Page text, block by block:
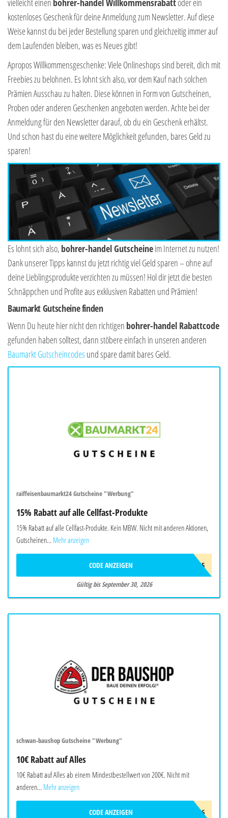
kostenloses Geschenk für deine Anmeldung zum Newsletter. Auf diese
Weise kannst du bei jeder Bestellung sparen und gleichzeitig immer auf
dem Laufenden bleiben, was es Neues gibt!
Apropos Willkommensgeschenke: Viele Onlineshops sind bereit, dich mit
Freebies zu belohnen. Es lohnt sich also, vor dem Kauf nach solchen
Prämien Ausschau zu halten. Diese können in Form von Gutscheinen,
Proben oder anderen Geschenken angeboten werden. Achte bei der
Anmeldung für den Newsletter darauf, ob du ein Geschenk erhältst.
Und schon hast du eine weitere Möglichkeit gefunden, bares Geld zu
sparen!
Es lohnt sich also, bohrer-handel Gutscheineim Internet zu nutzen!
Dank unserer Tipps kannst du jetzt richtig viel Geld sparen – ohne auf
deine Lieblingsprodukte verzichten zu müssen! Hol dir jetzt die besten
Schnäppchen und Profite aus exklusiven Rabatten und Prämien!
Baumarkt Gutscheine finden
Wenn Du heute hier nicht den richtigen bohrer-handel Rabattcode
gefunden haben solltest, dann stöbere einfach in unseren anderen
Baumarkt Gutscheincodes und spare damit bares Geld.
raiffeisenbaumarkt24 Gutscheine "Werbung"
15% Rabatt auf alle Cellfast-Produkte
15% Rabatt auf alle Cellfast-Produkte. Kein MBW. Nicht mit anderen Aktionen,
Gutscheinen... Mehr anzeigen
CELLFAST15
CODE ANZEIGEN
Gültig bis September 30, 2026
schwan-baushop Gutscheine "Werbung"
10€ Rabatt auf Alles
10€ Rabatt auf Alles ab einem Mindestbestellwert von 200€. Nicht mit
anderen... Mehr anzeigen
SBSOMMER26
CODE ANZEIGEN